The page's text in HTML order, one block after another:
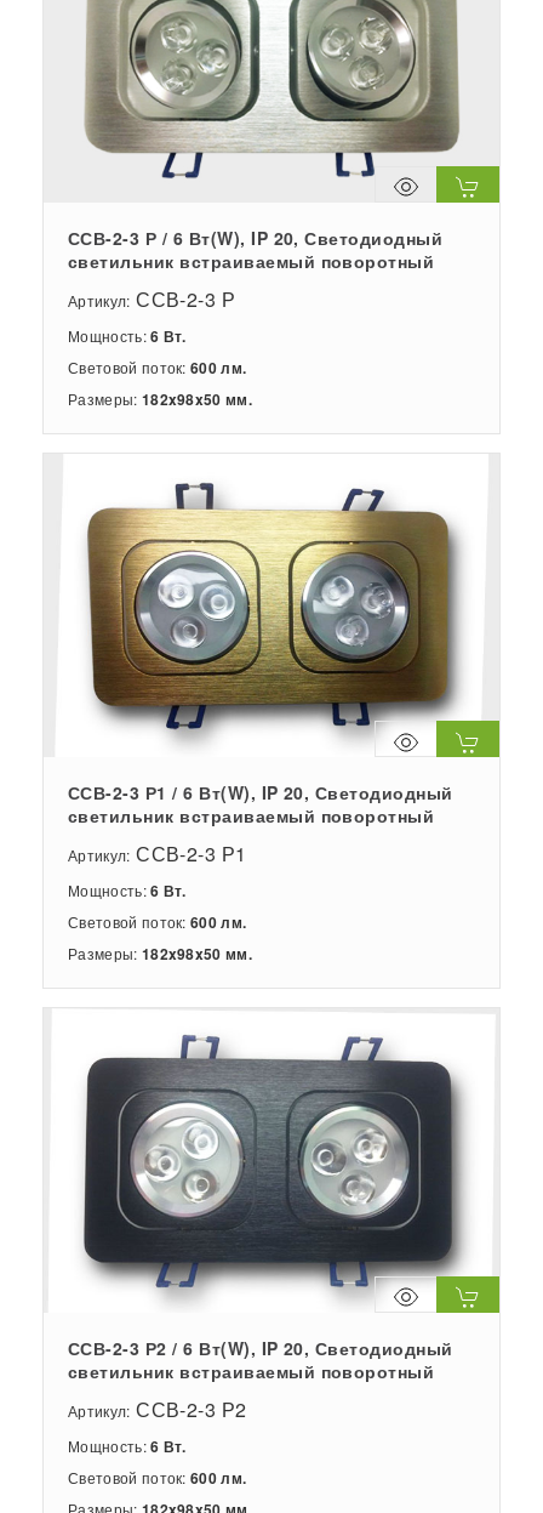
ССВ-2-3 Р / 6 Вт(W), IP 20, Светодиодный
светильник встраиваемый поворотный
Артикул: ССВ-2-3 Р
Мощность:6 Вт.
Световой поток:600 лм.
Размеры: 182x98x50 мм.
ССВ-2-3 Р1 / 6 Вт(W), IP 20, Светодиодный
светильник встраиваемый поворотный
Артикул: ССВ-2-3 Р1
Мощность:6 Вт.
Световой поток:600 лм.
Размеры: 182x98x50 мм.
ССВ-2-3 Р2 / 6 Вт(W), IP 20, Светодиодный
светильник встраиваемый поворотный
Артикул: ССВ-2-3 Р2
Мощность:6 Вт.
Световой поток:600 лм.
Размеры: